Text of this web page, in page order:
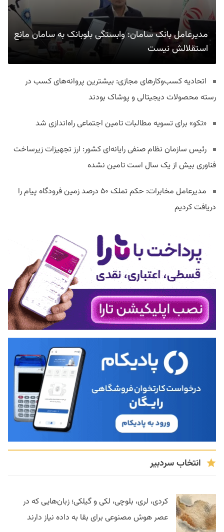
مدیرعامل بانک سامان: وابستگی بلوبانک به سامان مانع
استقلالش نیست
اتحادیه کسب‌وکارهای مجازی: بیشترین پروانه‌های کسب در
رسته محصولات دیجیتالی و پوشاک بودند
«تکو» برای تسویه مطالبات تامین اجتماعی راه‌اندازی شد
رئیس سازمان نظام صنفی رایانه‌ای کشور: ارز تجهیزات زیرساخت
فناوری بیش از یک سال است تامین نشده
مدیرعامل مخابرات: حکم تملک ۵۰ درصد زمین فرودگاه پیام را
دریافت کردیم
انتخاب سردبیر
کردی، لری، بلوچی، لکی و گیلکی؛ زبان‌هایی که در
عصر هوش مصنوعی برای بقا به داده نیاز دارند